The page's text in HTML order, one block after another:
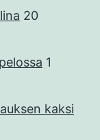
20
1
kaksi